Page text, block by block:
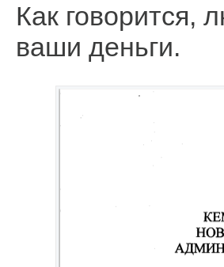
Как говорится,
ваши деньги.